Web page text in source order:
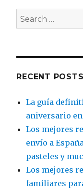
Search
for:
RECENT POSTS
La guía
aniversario en
Los mejores
envío a
pasteles y
Los mejores
familiares